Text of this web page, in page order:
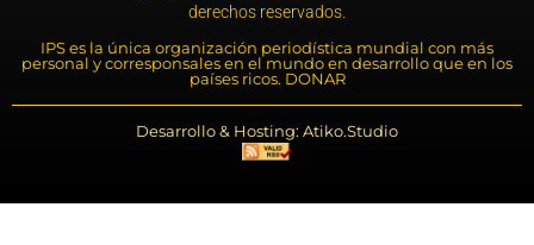
derechos reservados.
IPS es la única organización periodística mundial con más
personal y corresponsales en el mundo en desarrollo que en los
países ricos. DONAR
Desarrollo & Hosting: Atiko.Studio